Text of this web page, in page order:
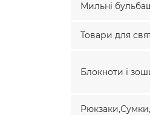
Мильні
Товари для
Блокноти і
Рюкзаки,Сумки,